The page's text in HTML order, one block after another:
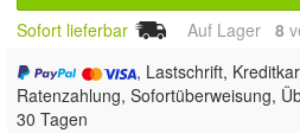
Sofort lieferbar Auf Lager 8
, Lastschrift,
Ratenzahlung, Sofortüberweisung,
30 Tagen